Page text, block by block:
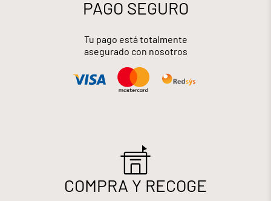
PAGO SEGURO
Tu pago está totalmente
asegurado con nosotros
COMPRA Y RECOGE